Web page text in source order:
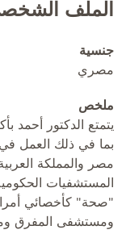
الملف
جنسية
مصري
ملخص
بما في ذلك العمل
مصر والمملكة
المستشفيات
"صحة" كأخصائي
ومستشفى المفرق